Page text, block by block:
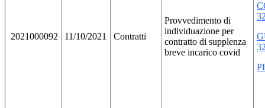
2021000092 11/10/2021 Contratti
Provvedimento di
individuazione per
contratto di supplenza
breve incarico covid